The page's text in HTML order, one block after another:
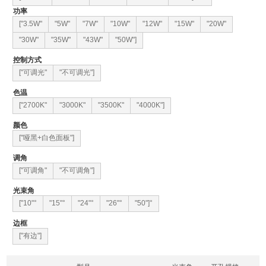
功率
["3.5W"
"5W" "7W" "10W" "12W" "15W"
"20W"
"30W"
"35W" "43W" "50W"]
控制方式
["可调光"
"不可调光"]
色温
["2700K"
"3000K" "3500K" "4000K"]
颜色
["哑黑+白色面板"]
调角
["可调角"
"不可调角"]
光束角
["10"°
"15"° "24"° "26"° "50"]°
边框
["有边"]